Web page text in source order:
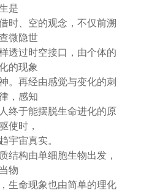
是
时、空的观念，不仅前溯
微隐世
透过时空接口，由个体的
的现象
。再经由感觉与变化的刺
，感知
终于能摆脱生命进化的原
使时，
宇宙真实。
结构由单细胞生物出发，
物
生命现象也由简单的理化